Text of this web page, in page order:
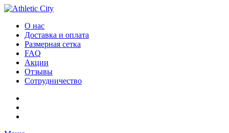
О нас
Доставка и оплата
Размерная сетка
FAQ
Акции
Отзывы
Сотрудничество